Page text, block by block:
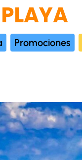
Promociones